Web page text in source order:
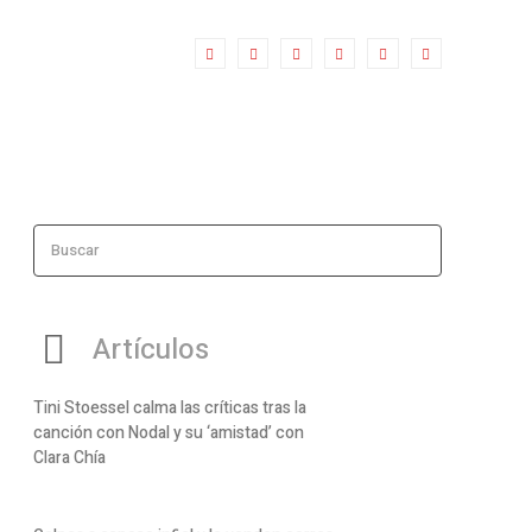
Buscar
Artículos
Tini Stoessel calma las críticas tras la
canción con Nodal y su ‘amistad’ con
Clara Chía